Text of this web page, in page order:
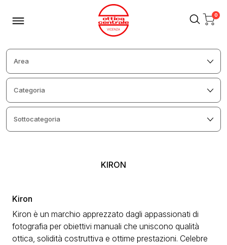
0
KIRON
Kiron
Kiron è un marchio apprezzato dagli appassionati di
fotografia per obiettivi manuali che uniscono qualità
ottica, solidità costruttiva e ottime prestazioni. Celebre